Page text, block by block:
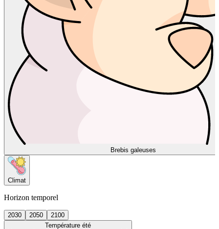
Brebis galeuses
Climat
Horizon temporel
2030 2050
2100
Température été